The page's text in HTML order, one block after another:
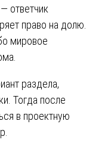
ответчик
право на долю.
мировое
раздела,
Тогда после
в проектную